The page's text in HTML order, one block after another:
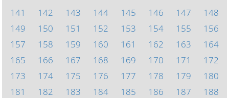
141
142 143 144 145 146 147
148
149
150 151 152 153 154 155
156
157
158 159 160 161 162 163
164
165
166 167 168 169 170 171
172
173
174 175 176 177 178 179
180
181
182 183 184 185 186 187
188